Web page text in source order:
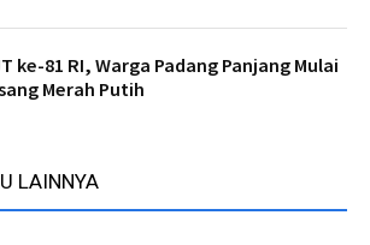
ke-81 RI, Warga Padang Panjang Mulai
Merah Putih
LAINNYA